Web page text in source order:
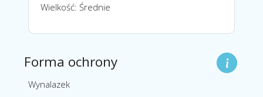
Wielkość: Średnie
Forma ochrony
Wynalazek